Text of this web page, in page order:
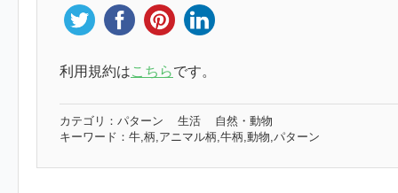
利用規約はこちらです。
カテゴリ： パターン 生活
自然・動物
キーワード： 牛,柄,アニマル柄,牛柄,動物,パターン